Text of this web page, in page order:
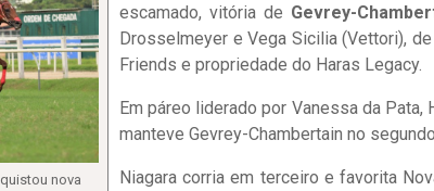
nova
escamado, vitória de Gevrey-
Drosselmeyer e Vega Sicilia (Vettori),
Friends e propriedade do Haras Legacy.
Em páreo liderado por Vanessa da Pata,
manteve Gevrey-Chambertain no
Niagara corria em terceiro e favorita